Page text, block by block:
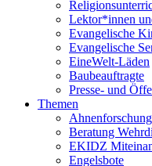
Lektor*innen
Evangelische
Evangelische
EineWelt-Läden
Baubeauftragte
Presse- und
Themen
Ahnenforschung
Beratung
EKIDZ
Engelsbote